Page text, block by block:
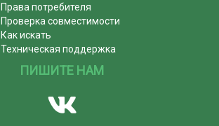
Права потребителя
Проверка совместимости
Как искать
Техническая поддержка
ПИШИТЕ НАМ